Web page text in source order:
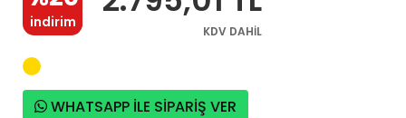
indirim KDV DAHİL
WHATSAPP İLE SİPARİŞ VER